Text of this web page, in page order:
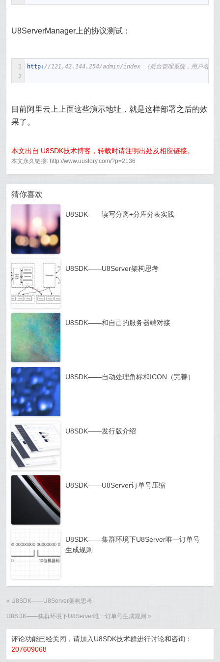
U8ServerManager上的协议测试：
1
2
http: //121.42.144.254/admin/index （后台管理系统，用户名
目前阿里云上上面这些演示地址，就是这样部署之后的效
果了。
本文出自 U8SDK技术博客，转载时请注明出处及相应链接。
本文永久链接: http://www.uustory.com/?p=2136
猜你喜欢
U8SDK——读写分离+分库分表实践
U8SDK——U8Server架构思考
U8SDK——和自己的服务器端对接
U8SDK——自动处理角标和ICON（完善）
U8SDK——发行版介绍
U8SDK——U8Server订单号压缩
U8SDK——集群环境下U8Server唯一订单号
生成规则
« U8SDK——U8Server架构思考
U8SDK——集群环境下U8Server唯一订单号生成规则 »
评论功能已经关闭，请加入U8SDK技术群进行讨论和咨询：
207609068